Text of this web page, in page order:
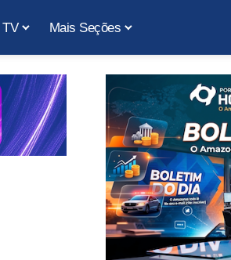
TV Mais Seções